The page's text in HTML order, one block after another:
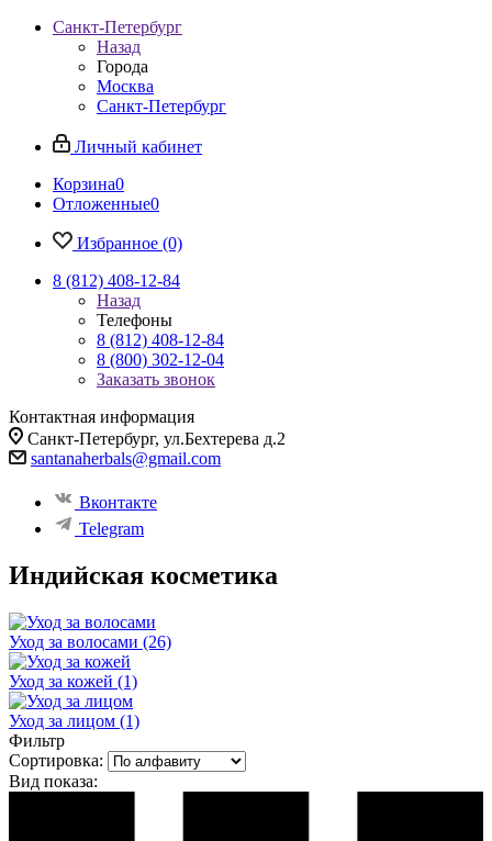
Санкт-Петербург
Назад
Города
Москва
Санкт-Петербург
Личный кабинет
Корзина0
Отложенные0
Избранное (0)
8 (812) 408-12-84
Назад
Телефоны
8 (812) 408-12-84
8 (800) 302-12-04
Заказать звонок
Контактная информация
Санкт-Петербург, ул.Бехтерева д.2
santanaherbals@gmail.com
Вконтакте
Telegram
Индийская косметика
Уход за волосами (26)
Уход за кожей (1)
Уход за лицом (1)
Фильтр
Сортировка:
Вид показа: